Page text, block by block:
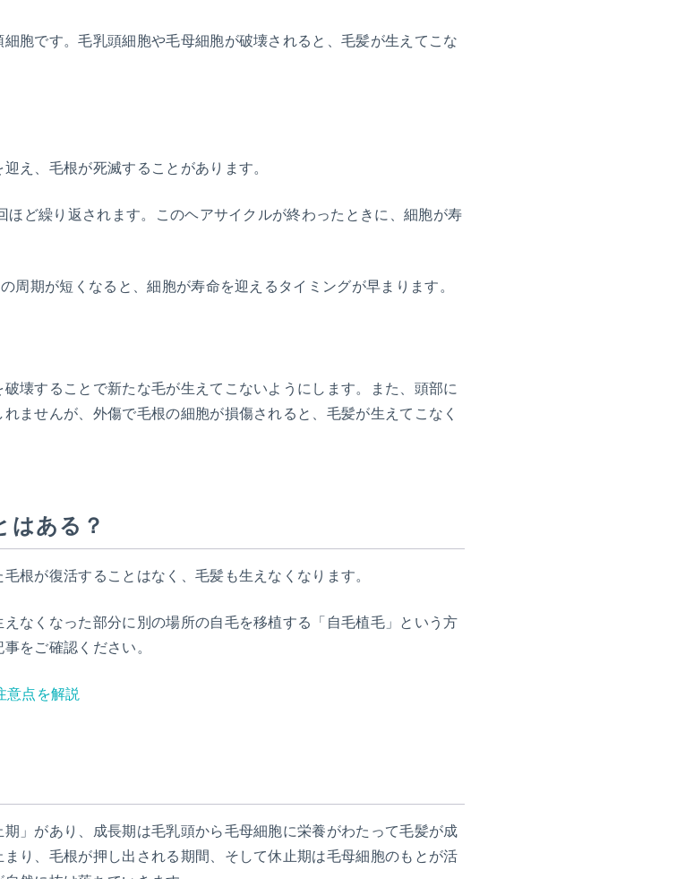
胞です。毛乳頭細胞や毛母細胞が破壊されると、毛髪が生えてこな
え、毛根が死滅することがあります。
ど繰り返されます。このヘアサイクルが終わったときに、細胞が寿
周期が短くなると、細胞が寿命を迎えるタイミングが早まります。
壊することで新たな毛が生えてこないようにします。また、頭部に
ませんが、外傷で毛根の細胞が損傷されると、毛髪が生えてこなく
はある？
根が復活することはなく、毛髪も生えなくなります。
なくなった部分に別の場所の自毛を移植する「自毛植毛」という方
をご確認ください。
点を解説
」があり、成長期は毛乳頭から毛母細胞に栄養がわたって毛髪が成
り、毛根が押し出される期間、そして休止期は毛母細胞のもとが活